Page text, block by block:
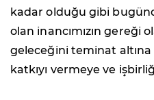
kadar olduğu gibi
olan inancımızın gereği
geleceğini teminat
katkıyı vermeye ve